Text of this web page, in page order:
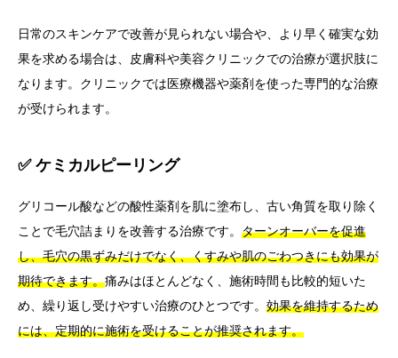
日常のスキンケアで改善が見られない場合や、より早く確実な効
果を求める場合は、皮膚科や美容クリニックでの治療が選択肢に
なります。クリニックでは医療機器や薬剤を使った専門的な治療
が受けられます。
✅ ケミカルピーリング
グリコール酸などの酸性薬剤を肌に塗布し、古い角質を取り除く
ことで毛穴詰まりを改善する治療です。 ターンオーバーを促進
し、毛穴の黒ずみだけでなく、くすみや肌のごわつきにも効果が
期待できます。痛みはほとんどなく、施術時間も比較的短いた
め、繰り返し受けやすい治療のひとつです。 効果を維持するため
には、定期的に施術を受けることが推奨されます。